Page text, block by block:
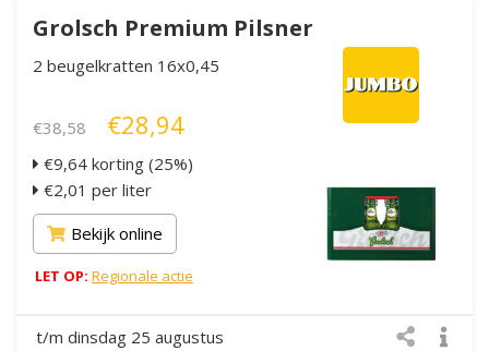
Grolsch Premium Pilsner
2 beugelkratten 16x0,45
€38,58 €28,94
€9,64 korting (25%)
€2,01 per liter
Bekijk online
t/m dinsdag 25 augustus
LET OP: Regionale actie